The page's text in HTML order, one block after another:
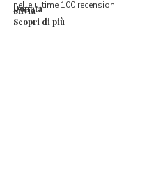
Donata
Silvia
nelle ultime 100 recensioni
Scopri di più